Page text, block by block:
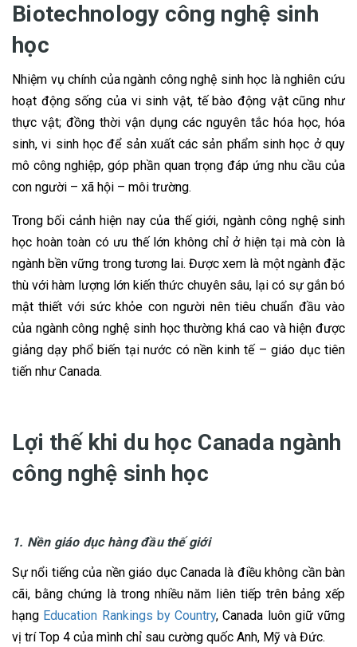
Biotechnology công nghệ sinh
học
Nhiệm vụ chính của ngành công nghệ sinh học là nghiên cứu
hoạt động sống của vi sinh vật, tế bào động vật cũng như
thực vật; đồng thời vận dụng các nguyên tắc hóa học, hóa
sinh, vi sinh học để sản xuất các sản phẩm sinh học ở quy
mô công nghiệp, góp phần quan trọng đáp ứng nhu cầu của
con người – xã hội – môi trường.
Trong bối cảnh hiện nay của thế giới, ngành công nghệ sinh
học hoàn toàn có ưu thế lớn không chỉ ở hiện tại mà còn là
ngành bền vững trong tương lai. Được xem là một ngành đặc
thù với hàm lượng lớn kiến thức chuyên sâu, lại có sự gắn bó
mật thiết với sức khỏe con người nên tiêu chuẩn đầu vào
của ngành công nghệ sinh học thường khá cao và hiện được
giảng dạy phổ biến tại nước có nền kinh tế – giáo dục tiên
tiến như Canada.
Lợi thế khi du học Canada ngành
công nghệ sinh học
1. Nền giáo dục hàng đầu thế giới
Sự nổi tiếng của nền giáo dục Canada là điều không cần bàn
cãi, bằng chứng là trong nhiều năm liên tiếp trên bảng xếp
hạng Education Rankings by Country, Canada luôn giữ vững
vị trí Top 4 của mình chỉ sau cường quốc Anh, Mỹ và Đức.